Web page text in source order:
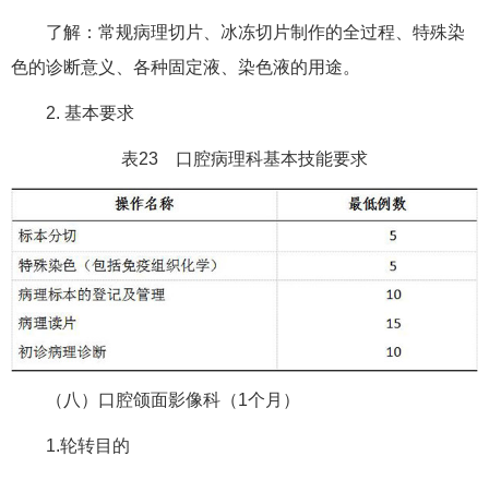
了解：常规病理切片、冰冻切片制作的全过程、特殊染
色的诊断意义、各种固定液、染色液的用途。
2. 基本要求
表23 口腔病理科基本技能要求
（八）口腔颌面影像科（1个月）
1.轮转目的